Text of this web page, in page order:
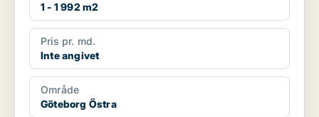
1 - 1 992 m2
Pris pr. md.
Inte angivet
Område
Göteborg Östra